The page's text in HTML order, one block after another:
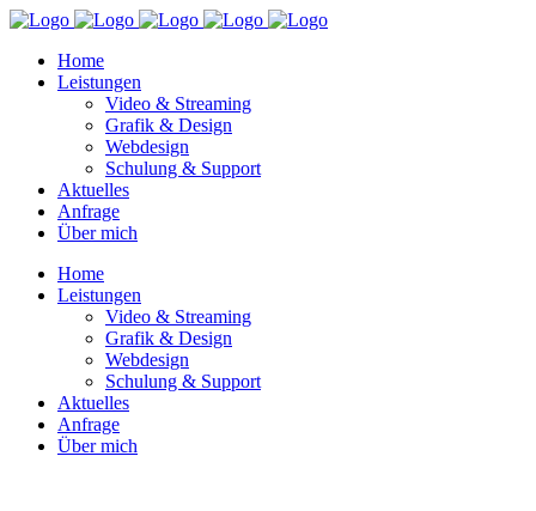
Home
Leistungen
Video & Streaming
Grafik & Design
Webdesign
Schulung & Support
Aktuelles
Anfrage
Über mich
Home
Leistungen
Video & Streaming
Grafik & Design
Webdesign
Schulung & Support
Aktuelles
Anfrage
Über mich